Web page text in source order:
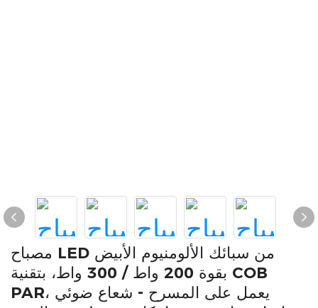
مصباح LED من سبائك الألومنيوم الأبيض
بقوة 200 واط / 300 واط، بتقنية COB
PAR، يعمل على المسرح - شعاع ضوئي